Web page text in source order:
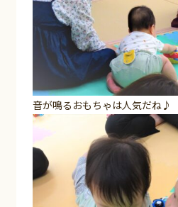
音が鳴るおもちゃは人気だね♪